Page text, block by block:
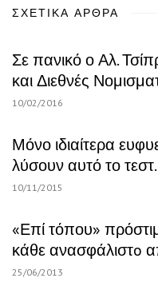
ΣΧΕΤΙΚΆ ΆΡΘΡΑ
Σε πανικό ο Αλ.
και Διεθνές
10/02/2016
Μόνο ιδιαίτερα
λύσουν αυτό το τεστ.
10/11/2015
«Επί τόπου»
κάθε ανασφάλιστo
25/06/2013